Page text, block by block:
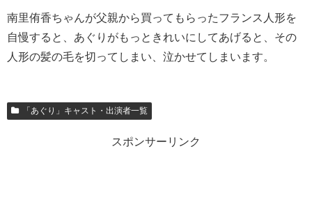
南里侑香ちゃんが父親から買ってもらったフランス人形を
自慢すると、あぐりがもっときれいにしてあげると、その
人形の髪の毛を切ってしまい、泣かせてしまいます。
「あぐり」キャスト・出演者一覧
スポンサーリンク